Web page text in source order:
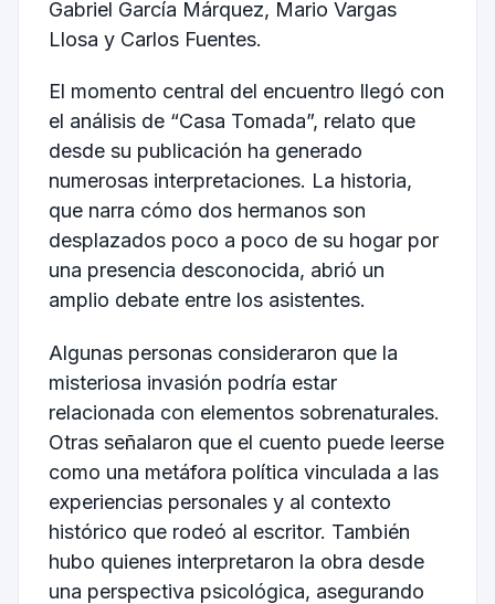
Gabriel García Márquez, Mario Vargas
Llosa y Carlos Fuentes.
El momento central del encuentro llegó con
el análisis de “Casa Tomada”, relato que
desde su publicación ha generado
numerosas interpretaciones. La historia,
que narra cómo dos hermanos son
desplazados poco a poco de su hogar por
una presencia desconocida, abrió un
amplio debate entre los asistentes.
Algunas personas consideraron que la
misteriosa invasión podría estar
relacionada con elementos sobrenaturales.
Otras señalaron que el cuento puede leerse
como una metáfora política vinculada a las
experiencias personales y al contexto
histórico que rodeó al escritor. También
hubo quienes interpretaron la obra desde
una perspectiva psicológica, asegurando